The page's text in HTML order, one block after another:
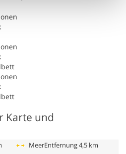
Karte und
MeerEntfernung4,5 km